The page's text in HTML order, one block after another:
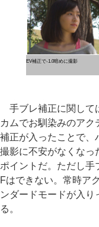
EV補正で-1.0暗めに撮影
手ブレ補正に関して
カムでお馴染みのアク
補正が入ったことで、
撮影に不安がなくなっ
ポイントだ。ただし手
Fはできない。常時ア
ンダードモードが入り
る。